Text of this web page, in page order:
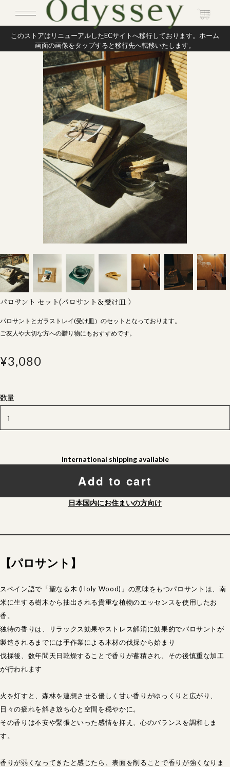
このストアはリニューアルしたECサイトへ移行しております。ホーム
画面の画像をタップすると移行先へ転移いたします。
パロサント セット(パロサント＆受け皿 ）
パロサントとガラストレイ(受け皿）のセットとなっております。
ご友人や大切な方への贈り物にもおすすめです。
¥3,080
数量
International shipping available
Add to cart
日本国内にお住まいの方向け
【パロサント】
スペイン語で「聖なる木 (Holy Wood)」の意味をもつパロサントは、南
米に生する樹木から抽出される貴重な植物のエッセンスを使用したお
香。
独特の香りは、リラックス効果やストレス解消に効果的でパロサントが
製造されるまでには手作業による木材の伐採から始まり
伐採後、数年間天日乾燥することで香りが蓄積され、その後慎重な加工
が行われます
火を灯すと、森林を連想させる優しく甘い香りがゆっくりと広がり、
日々の疲れを解き放ち心と空間を穏やかに。
その香りは不安や緊張といった感情を抑え、心のバランスを調和しま
す。
香りが弱くなってきたと感じたら、表面を削ることで香りが強くなりま